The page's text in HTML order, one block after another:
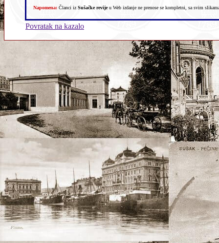
Napomena: Članci iz Sušačke revijeu Web izdanje ne prenose se kompletni, sa svim
Povratak na kazalo